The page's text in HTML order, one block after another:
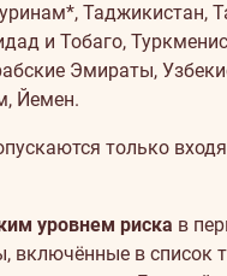
Таджикистан,
и Тобаго,
Эмираты,
Йемен.
только
уровнем риска в
включённые в список